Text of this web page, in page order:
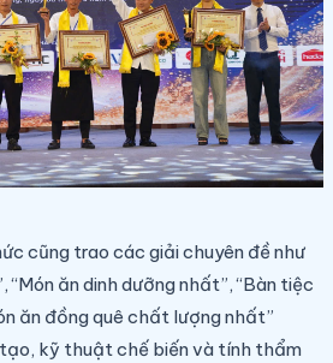
cũng trao các giải chuyên đề như
“Món ăn dinh dưỡng nhất”, “Bàn tiệc
ăn đồng quê chất lượng nhất”
tạo, kỹ thuật chế biến và tính thẩm